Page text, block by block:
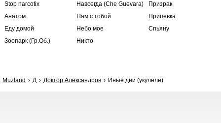
Stop narcotix
Анатом
Еду домой
Зоопарк (Гр.Об.)
Навсегда (Che Guevara)
Нам с тобой
Небо мое
Никто
Призрак
Припевка
Спьяну
Muzland Д Доктор Александров Иные дни (укулеле)